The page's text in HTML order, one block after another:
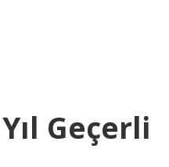
Geçerli